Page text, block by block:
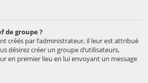
de groupe ?
créés par l’administrateur, il leur est attribué
désirez créer un groupe d’utilisateurs,
en premier lieu en lui envoyant un message